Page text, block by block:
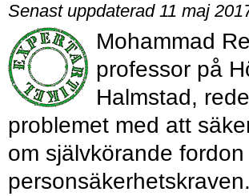
Senast uppdaterad 11 maj
Mohammad
professor på
Halmstad,
problemet med att
om självkörande